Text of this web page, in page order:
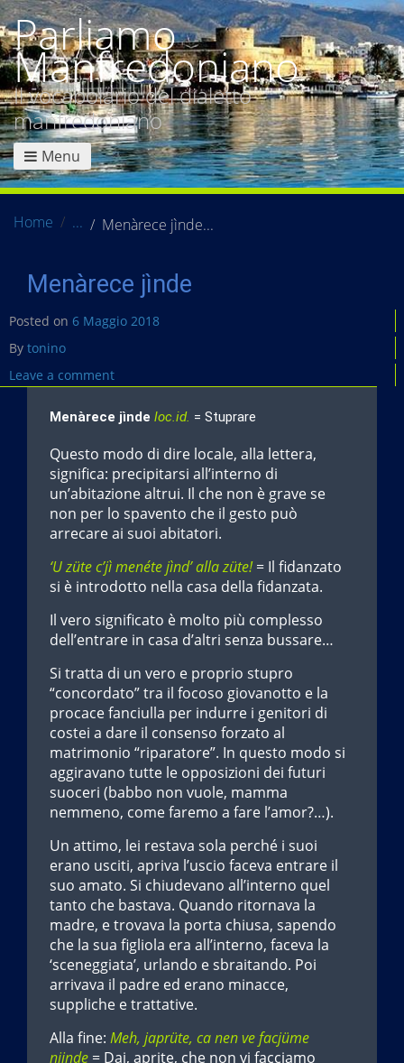
Parliamo
Manfredoniano
Il vocabolario del dialetto
manfredoniano
Menu
Home Menàrece jìnde
Menàrece jìnde
Posted on 6 Maggio 2018
By tonino
Leave a comment
Menàrece jìnde loc.id. = Stuprare
Questo modo di dire locale, alla lettera,
significa: precipitarsi all’interno di
un’abitazione altrui. Il che non è grave se
non per lo spavento che il gesto può
arrecare ai suoi abitatori.
‘U züte c’jì menéte jìnd’ alla züte!= Il fidanzato
si è introdotto nella casa della fidanzata.
Il vero significato è molto più complesso
dell’entrare in casa d’altri senza bussare…
Si tratta di un vero e proprio stupro
“concordato” tra il focoso giovanotto e la
procace fanciulla per indurre i genitori di
costei a dare il consenso forzato al
matrimonio “riparatore”. In questo modo si
aggiravano tutte le opposizioni dei futuri
suoceri (babbo non vuole, mamma
nemmeno, come faremo a fare l’amor?…).
Un attimo, lei restava sola perché i suoi
erano usciti, apriva l’uscio faceva entrare il
suo amato. Si chiudevano all’interno quel
tanto che bastava. Quando ritornava la
madre, e trovava la porta chiusa, sapendo
che la sua figliola era all’interno, faceva la
‘sceneggiata’, urlando e sbraitando. Poi
arrivava il padre ed erano minacce,
suppliche e trattative.
Alla fine: Meh, japrüte, ca nen ve facjüme
njinde = Dai, aprite, che non vi facciamo